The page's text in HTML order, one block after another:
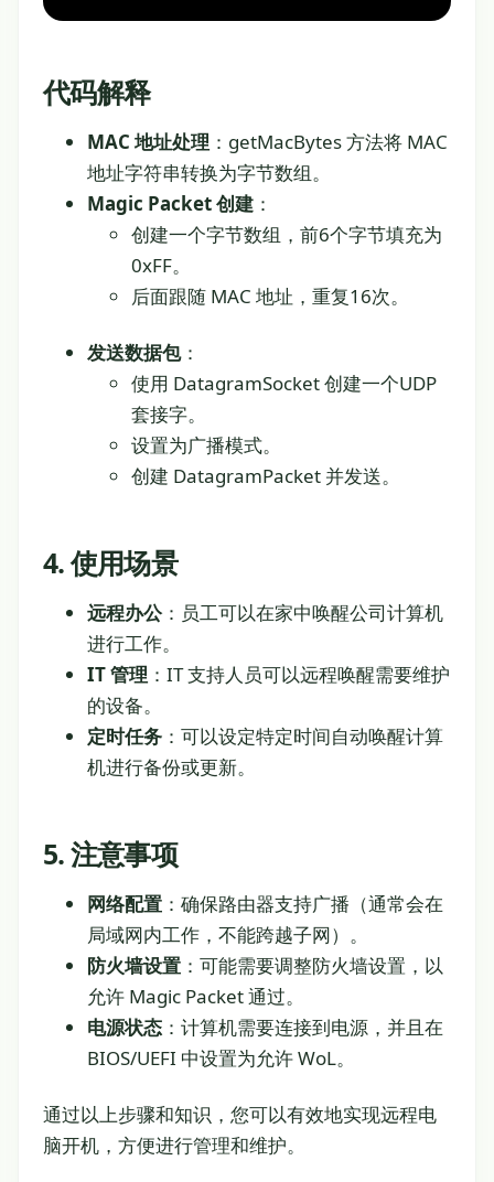
代码解释
MAC 地址处理 ：getMacBytes 方法将 MAC
地址字符串转换为字节数组。
Magic Packet 创建 ：
创建一个字节数组，前6个字节填充为
0xFF。
后面跟随 MAC 地址，重复16次。
发送数据包：
使用 DatagramSocket 创建一个UDP
套接字。
设置为广播模式。
创建 DatagramPacket 并发送。
4. 使用场景
远程办公：员工可以在家中唤醒公司计算机
进行工作。
IT 管理 ：IT 支持人员可以远程唤醒需要维护
的设备。
定时任务 ：可以设定特定时间自动唤醒计算
机进行备份或更新。
5. 注意事项
网络配置 ：确保路由器支持广播（通常会在
局域网内工作，不能跨越子网）。
防火墙设置 ：可能需要调整防火墙设置，以
允许 Magic Packet 通过。
电源状态 ：计算机需要连接到电源，并且在
BIOS/UEFI 中设置为允许 WoL。
通过以上步骤和知识，您可以有效地实现远程电
脑开机，方便进行管理和维护。